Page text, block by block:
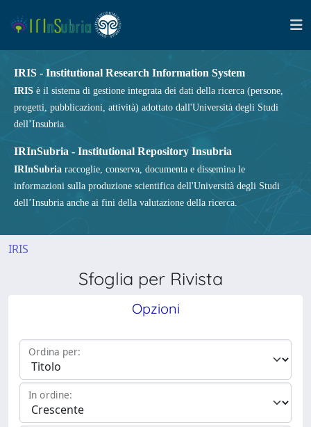
IRIS - Institutional Research Information System
IRIS è il sistema di gestione integrata dei dati della ricerca (persone,
progetti, pubblicazioni, attività) adottato dall'Università degli Studi
dell’Insubria.
IRInSubria - Institutional Repository Insubria
IRInSubria raccoglie, conserva, documenta e dissemina le
informazioni sulla produzione scientifica dell'Università degli Studi
dell’Insubria anche ai fini della valutazione della ricerca.
IRIS
Sfoglia per Rivista
Opzioni
Ordina per:
In ordine: